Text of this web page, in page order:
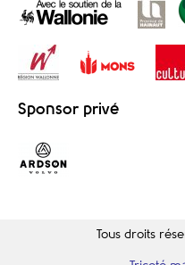
Sponsor privé
Tous droits